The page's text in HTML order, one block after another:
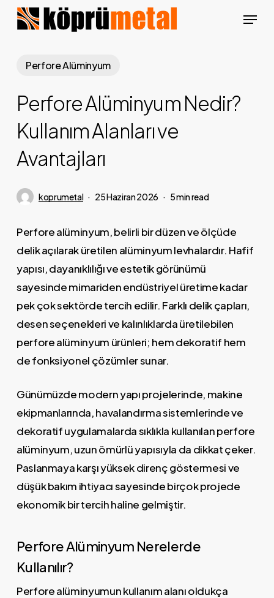
Skip
content
Menu
Perfore Alüminyum
Perfore Alüminyum Nedir?
Kullanım Alanları ve
Avantajları
koprumetal 25 Haziran 2026 5 min read
Perfore alüminyum, belirli bir düzen ve ölçüde
delik açılarak üretilen alüminyum levhalardır. Hafif
yapısı, dayanıklılığı ve estetik görünümü
sayesinde mimariden endüstriyel üretime kadar
pek çok sektörde tercih edilir. Farklı delik çapları,
desen seçenekleri ve kalınlıklarda üretilebilen
perfore alüminyum ürünleri; hem dekoratif hem
de fonksiyonel çözümler sunar.
Günümüzde modern yapı projelerinde, makine
ekipmanlarında, havalandırma sistemlerinde ve
dekoratif uygulamalarda sıklıkla kullanılan perfore
alüminyum, uzun ömürlü yapısıyla da dikkat çeker.
Paslanmaya karşı yüksek direnç göstermesi ve
düşük bakım ihtiyacı sayesinde birçok projede
ekonomik bir tercih haline gelmiştir.
Perfore Alüminyum Nerelerde
Kullanılır?
Perfore alüminyumun kullanım alanı oldukça